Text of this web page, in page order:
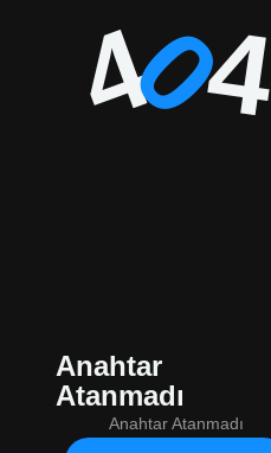
4
0
4
Anahtar
Atanmadı
Anahtar Atanmadı